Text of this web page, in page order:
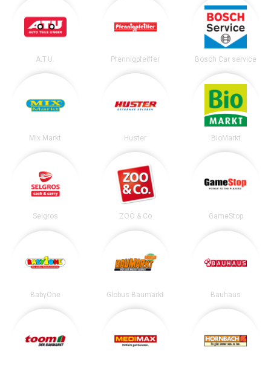
A.T.U. Pfennigpfeiffer Bosch Car service
Mix Markt Huster BioMarkt
Selgros ZOO & Co GameStop
BabyOne Globus Baumarkt Bauhaus